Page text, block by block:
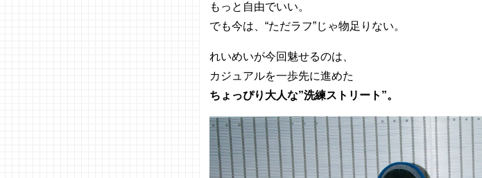
もっと自由でいい。
でも今は、“ただラフ”じゃ物足りない。
れいめいが今回魅せるのは、
カジュアルを一歩先に進めた
ちょっぴり大人な”洗練ストリート”。